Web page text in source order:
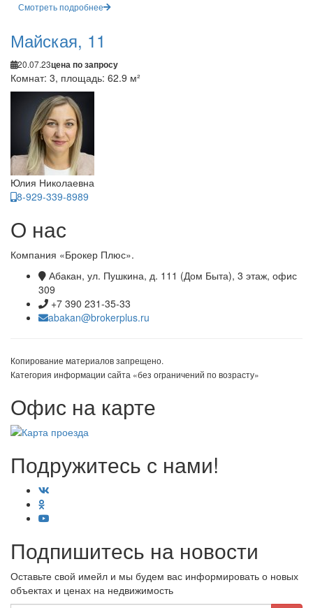
Смотреть подробнее
Майская, 11
20.07.23цена по запросу
Комнат: 3, площадь: 62.9 м²
Юлия Николаевна
8-929-339-8989
О нас
Компания «Брокер Плюс».
Абакан, ул. Пушкина, д. 111 (Дом Быта), 3 этаж, офис
309
+7 390 231-35-33
abakan@brokerplus.ru
Копирование материалов запрещено.
Категория информации сайта «без ограничений по возрасту»
Офис на карте
Подружитесь с нами!
Подпишитесь на новости
Оставьте свой имейл и мы будем вас информировать о новых
объектах и ценах на недвижимость